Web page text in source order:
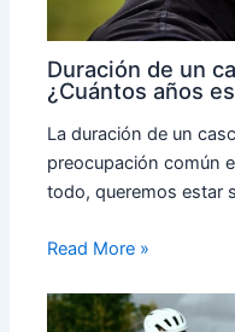
Duración de un
¿Cuántos años
La duración de un
preocupación común
todo, queremos estar
Read More »